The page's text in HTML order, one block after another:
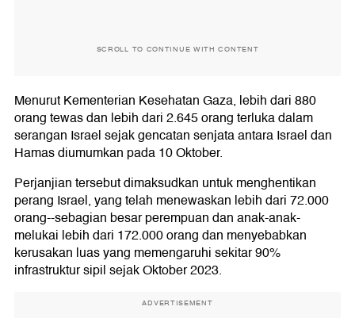
SCROLL TO CONTINUE WITH CONTENT
Menurut Kementerian Kesehatan Gaza, lebih dari 880
orang tewas dan lebih dari 2.645 orang terluka dalam
serangan Israel sejak gencatan senjata antara Israel dan
Hamas diumumkan pada 10 Oktober.
Perjanjian tersebut dimaksudkan untuk menghentikan
perang Israel, yang telah menewaskan lebih dari 72.000
orang--sebagian besar perempuan dan anak-anak-
melukai lebih dari 172.000 orang dan menyebabkan
kerusakan luas yang memengaruhi sekitar 90%
infrastruktur sipil sejak Oktober 2023.
ADVERTISEMENT